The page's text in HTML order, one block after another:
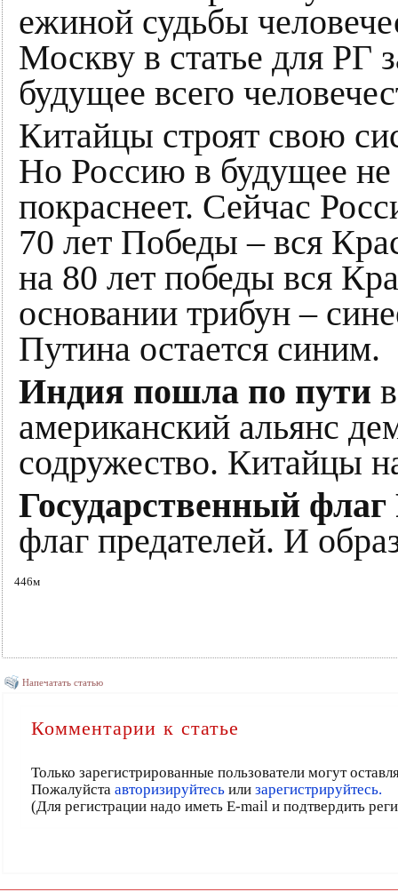
ежиной судьбы
Москву в статье для РГ
будущее всего
Китайцы строят свою
Но Россию в будущее не
покраснеет. Сейчас
70 лет Победы – вся
на 80 лет победы вся
основании трибун –
Путина остается синим.
Индия пошла по пути
американский альянс
содружество. Китайцы
Государственный
флаг предателей. И
446м
Напечатать статью
Комментарии к статье
Только зарегистрированные пользователи могут
Пожалуйста авторизируйтесьили зарегистрируйтесь.
(Для регистрации надо иметь E-mail и подтвердить